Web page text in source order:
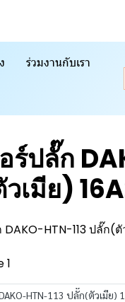
ร่วมงานกับเรา
ร์ปลั๊ก
เมีย)
HTN-113 ปลั๊ก(ตั
1
HTN-113 ปลั๊ก(ตัวเมีย)